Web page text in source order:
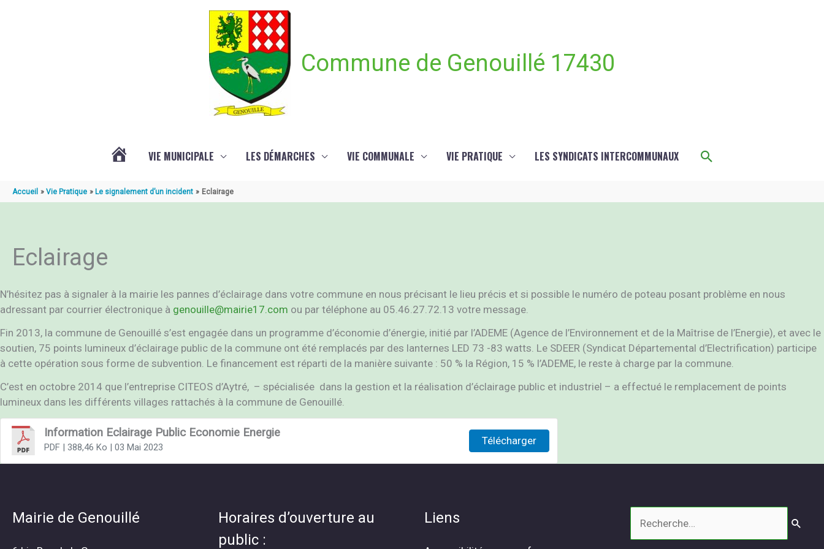
Commune de Genouillé 17430
VIE MUNICIPALE LES DÉMARCHES VIE COMMUNALE VIE PRATIQUE LES SYNDICATS INTERCOMMUNAUX Rechercher
Accueil Vie Pratique Le signalement d’un incident Eclairage
Eclairage
N’hésitez pas à signaler à la mairie les pannes d’éclairage dans votre commune en nous précisant le lieu précis et si possible le numéro de poteau posant problème en nous
adressant par courrier électronique à genouille@mairie17.com ou par téléphone au 05.46.27.72.13 votre message.
Fin 2013, la commune de Genouillé s’est engagée dans un programme d’économie d’énergie, initié par l’ADEME (Agence de l’Environnement et de la Maîtrise de l’Energie), et avec le
soutien, 75 points lumineux d’éclairage public de la commune ont été remplacés par des lanternes LED 73 -83 watts. Le SDEER (Syndicat Départemental d’Electrification) participe
à cette opération sous forme de subvention. Le financement est réparti de la manière suivante : 50 % la Région, 15 % l’ADEME, le reste à charge par la commune.
C’est en octobre 2014 que l’entreprise CITEOS d’Aytré, – spécialisée dans la gestion et la réalisation d’éclairage public et industriel – a effectué le remplacement de points
lumineux dans les différents villages rattachés à la commune de Genouillé.
Information Eclairage Public Economie Energie
PDF| 388,46 Ko | 03 Mai 2023
Télécharger
Mairie de Genouillé
Horaires d’ouverture au
public :
Liens